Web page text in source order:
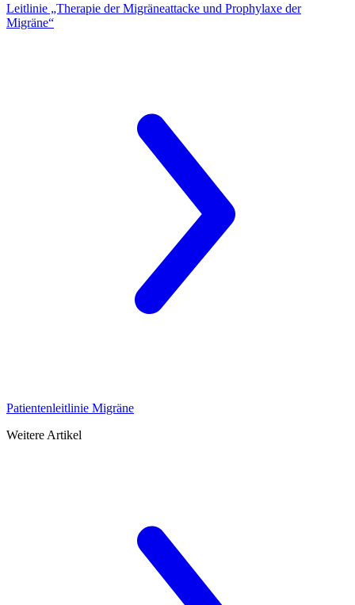
Leitlinie „Therapie der Migräneattacke und Prophylaxe der
Migräne“
Patientenleitlinie Migräne
Weitere Artikel